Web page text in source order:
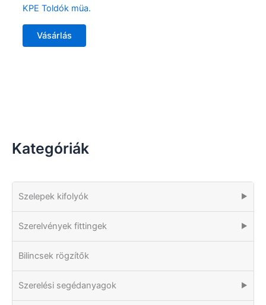
Kategóriák
Szelepek kifolyók ▶
Szerelvények fittingek ▶
Bilincsek rögzítők
Szerelési segédanyagok ▶
KPE Toldók müa.
Vásárlás